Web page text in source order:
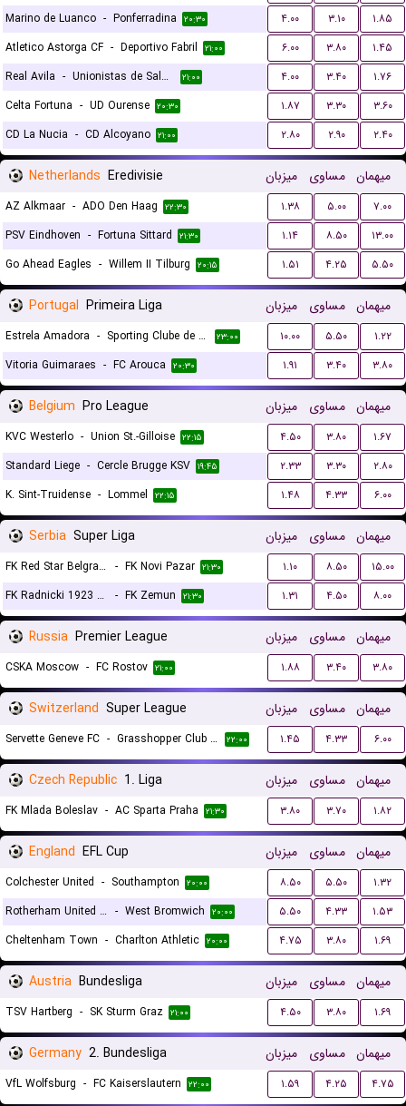
Marino de Luanco - Ponferradina ۲۰:۳۰ ۴.۰۰ ۳.۱۰
۱.۸۵
Atletico Astorga CF - Deportivo Fabril ۲۱:۰۰ ۶.۰۰ ۳.۸۰
۱.۴۵
Real Avila - Unionistas de Salamanca CF ۲۱:۰۰ ۴.۰۰ ۳.۴۰
۱.۷۶
Celta Fortuna - UD Ourense ۲۰:۳۰ ۱.۸۷ ۳.۳۰
۳.۶۰
CD La Nucia - CD Alcoyano ۲۱:۰۰ ۲.۸۰ ۲.۹۰ ۲.۴۰
Netherlands Eredivisie میزبان مساوی میهمان
AZ Alkmaar - ADO Den Haag ۲۲:۳۰ ۱.۳۸ ۵.۰۰
۷.۰۰
PSV Eindhoven - Fortuna Sittard ۲۱:۳۰ ۱.۱۴ ۸.۵۰
۱۳.۰۰
Go Ahead Eagles - Willem II Tilburg ۲۰:۱۵ ۱.۵۱ ۴.۲۵ ۵.۵۰
Portugal Primeira Liga میزبان مساوی میهمان
Estrela Amadora - Sporting Clube de Portugal ۲۳:۰۰ ۱۰.۰۰ ۵.۵۰
۱.۲۲
Vitoria Guimaraes - FC Arouca ۲۰:۳۰ ۱.۹۱ ۳.۴۰ ۳.۸۰
Belgium Pro League میزبان مساوی میهمان
KVC Westerlo - Union St.-Gilloise ۲۲:۱۵ ۴.۵۰ ۳.۸۰
۱.۶۷
Standard Liege - Cercle Brugge KSV ۱۹:۴۵ ۲.۳۳ ۳.۳۰
۲.۸۰
K. Sint-Truidense - Lommel ۲۲:۱۵ ۱.۴۸ ۴.۳۳ ۶.۰۰
Serbia Super Liga میزبان مساوی میهمان
FK Red Star Belgrade (Crvena Zvezda) - FK Novi Pazar ۲۱:۳۰ ۱.۱۰ ۸.۵۰
۱۵.۰۰
FK Radnicki 1923 Kragujevac
- FK Zemun ۲۱:۳۰ ۱.۳۱ ۴.۵۰ ۸.۰۰
Russia Premier League میزبان مساوی میهمان
CSKA Moscow - FC Rostov ۲۱:۰۰ ۱.۸۸ ۳.۴۰ ۳.۸۰
Switzerland Super League میزبان مساوی میهمان
Servette Geneve FC - Grasshopper Club Zurich ۲۲:۰۰ ۱.۴۵ ۴.۳۳ ۶.۰۰
Czech Republic 1. Liga میزبان مساوی میهمان
FK Mlada Boleslav - AC Sparta Praha ۲۱:۳۰ ۳.۸۰ ۳.۷۰ ۱.۸۲
England EFL Cup میزبان مساوی میهمان
Colchester United - Southampton ۲۰:۰۰ ۸.۵۰ ۵.۵۰
۱.۳۲
Rotherham United FC - West Bromwich ۲۰:۰۰ ۵.۵۰ ۴.۳۳
۱.۵۳
Cheltenham Town - Charlton Athletic ۲۰:۰۰ ۴.۷۵ ۳.۸۰ ۱.۶۹
Austria Bundesliga میزبان مساوی میهمان
TSV Hartberg - SK Sturm Graz ۲۱:۰۰ ۴.۵۰ ۳.۸۰ ۱.۶۹
Germany 2. Bundesliga میزبان مساوی میهمان
VfL Wolfsburg - FC Kaiserslautern ۲۲:۰۰ ۱.۵۹ ۴.۲۵ ۴.۷۵